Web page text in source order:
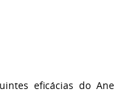
eficácias do